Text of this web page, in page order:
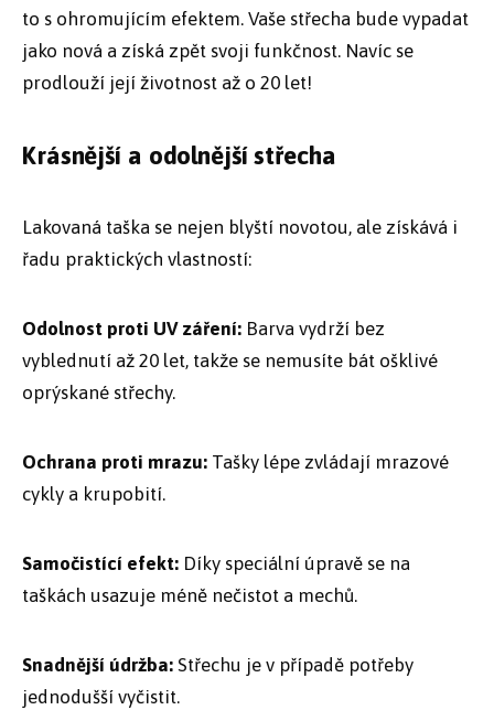
to s ohromujícím efektem. Vaše střecha bude vypadat
jako nová a získá zpět svoji funkčnost. Navíc se
prodlouží její životnost až o 20 let!
Krásnější a odolnější střecha
Lakovaná taška se nejen blyští novotou, ale získává i
řadu praktických vlastností:
Odolnost proti UV záření: Barva vydrží bez
vyblednutí až 20 let, takže se nemusíte bát ošklivé
oprýskané střechy.
Ochrana proti mrazu: Tašky lépe zvládají mrazové
cykly a krupobití.
Samočistící efekt: Díky speciální úpravě se na
taškách usazuje méně nečistot a mechů.
Snadnější údržba: Střechu je v případě potřeby
jednodušší vyčistit.